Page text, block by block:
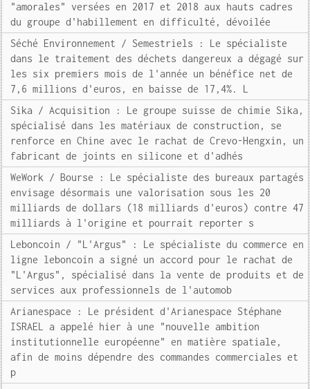
"amorales" versées en 2017 et 2018 aux hauts cadres
du groupe d'habillement en difficulté, dévoilée
Séché Environnement / Semestriels : Le spécialiste
dans le traitement des déchets dangereux a dégagé sur
les six premiers mois de l'année un bénéfice net de
7,6 millions d'euros, en baisse de 17,4%. L
Sika / Acquisition : Le groupe suisse de chimie Sika,
spécialisé dans les matériaux de construction, se
renforce en Chine avec le rachat de Crevo-Hengxin, un
fabricant de joints en silicone et d'adhés
WeWork / Bourse : Le spécialiste des bureaux partagés
envisage désormais une valorisation sous les 20
milliards de dollars (18 milliards d'euros) contre 47
milliards à l'origine et pourrait reporter s
Leboncoin / "L'Argus" : Le spécialiste du commerce en
ligne leboncoin a signé un accord pour le rachat de
"L'Argus", spécialisé dans la vente de produits et de
services aux professionnels de l'automob
Arianespace : Le président d'Arianespace Stéphane
ISRAEL a appelé hier à une "nouvelle ambition
institutionnelle européenne" en matière spatiale,
afin de moins dépendre des commandes commerciales et
p